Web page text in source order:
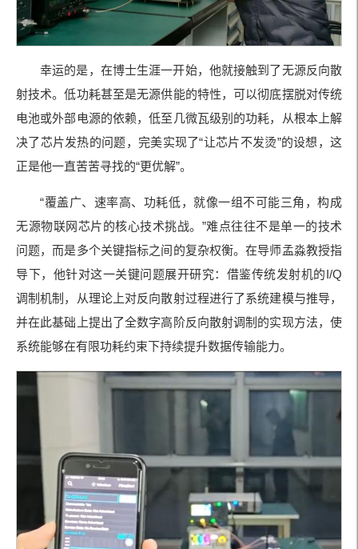
幸运的是，在博士生涯一开始，他就接触到了无源反向散
射技术。低功耗甚至是无源供能的特性，可以彻底摆脱对传统
电池或外部电源的依赖，低至几微瓦级别的功耗，从根本上解
决了芯片发热的问题，完美实现了“让芯片不发烫”的设想，这
正是他一直苦苦寻找的“更优解”。
“覆盖广、速率高、功耗低，就像一组不可能三角，构成
无源物联网芯片的核心技术挑战。”难点往往不是单一的技术
问题，而是多个关键指标之间的复杂权衡。在导师孟淼教授指
导下，他针对这一关键问题展开研究：借鉴传统发射机的I/Q
调制机制，从理论上对反向散射过程进行了系统建模与推导，
并在此基础上提出了全数字高阶反向散射调制的实现方法，使
系统能够在有限功耗约束下持续提升数据传输能力。